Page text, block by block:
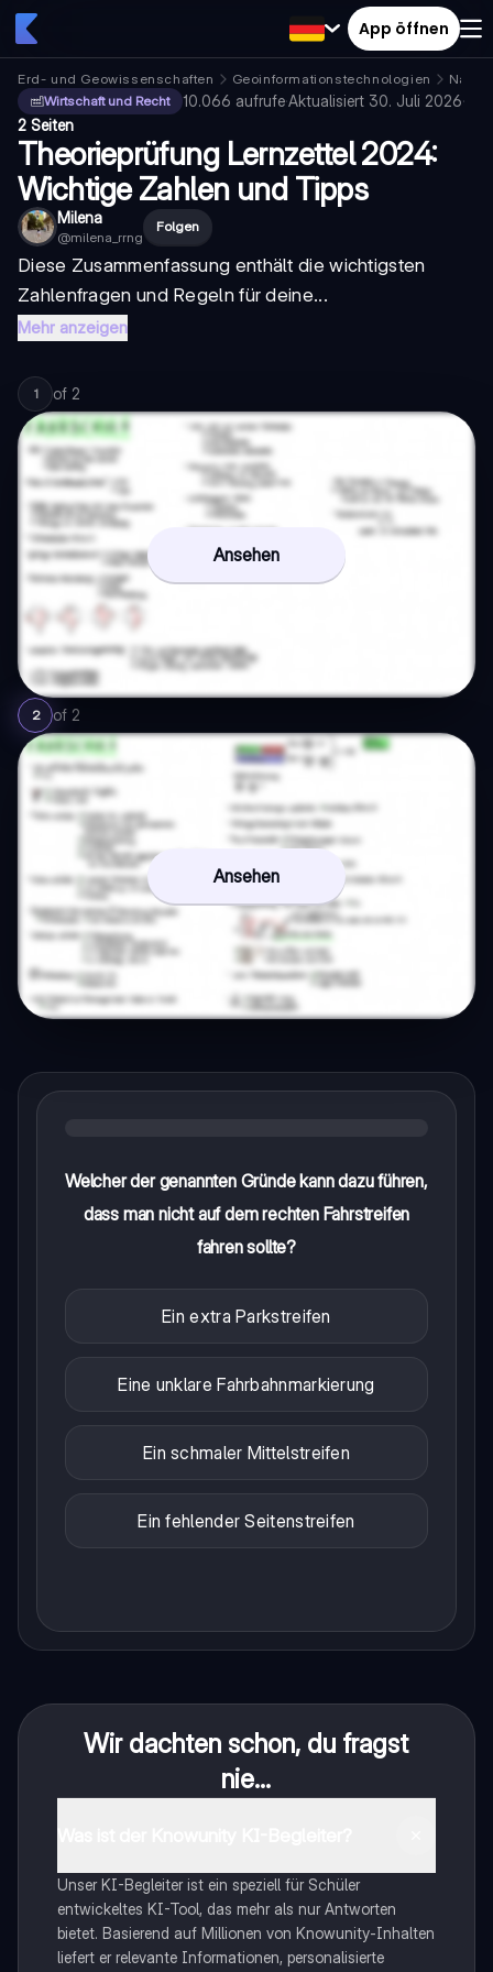
App öffnen
Erd- und Geowissenschaften Geoinformationstechnologien
Wirtschaft und Recht
10.066 aufrufe·Aktualisiert 30. Juli 2026·
2 Seiten
Theorieprüfung Lernzettel 2024:
Wichtige Zahlen und Tipps
Milena
@milena_rrng
Folgen
Diese Zusammenfassung enthält die wichtigsten
Zahlenfragen und Regeln für deine...
Mehr anzeigen
1 of 2
Ansehen
2 of 2
Ansehen
Welcher der genannten Gründe kann dazu führen,
dass man nicht auf dem rechten Fahrstreifen
fahren sollte?
Ein extra Parkstreifen
Eine unklare Fahrbahnmarkierung
Ein schmaler Mittelstreifen
Ein fehlender Seitenstreifen
Wir dachten schon, du fragst
nie...
Unser KI-Begleiter ist ein speziell für Schüler
entwickeltes KI-Tool, das mehr als nur Antworten
bietet. Basierend auf Millionen von Knowunity-Inhalten
liefert er relevante Informationen, personalisierte